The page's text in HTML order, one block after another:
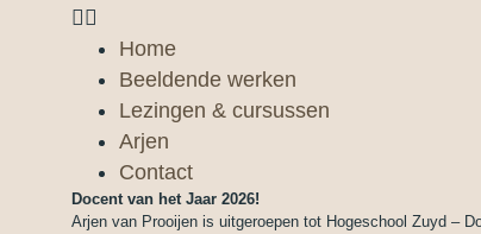
Home
Beeldende werken
Lezingen & cursussen
Arjen
Contact
Docent van het Jaar 2026!
Arjen van Prooijen is uitgeroepen tot Hogeschool Zuyd –